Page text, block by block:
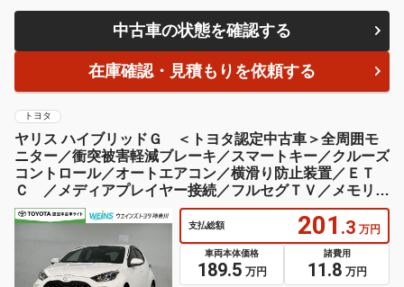
中古車の状態を確認する
在庫確認・見積もりを依頼する
トヨタ
ヤリス ハイブリッドＧ ＜トヨタ認定中古車＞全周囲モ
ニター／衝突被害軽減ブレーキ／スマートキー／クルーズ
コントロール／オートエアコン／横滑り防止装置／ＥＴ
Ｃ ／メディアプレイヤー接続／フルセグＴＶ／メモリー
ナビ
支払総額 201 .3 万円
車両本体価格
189.5 万円
諸費用
11.8 万円